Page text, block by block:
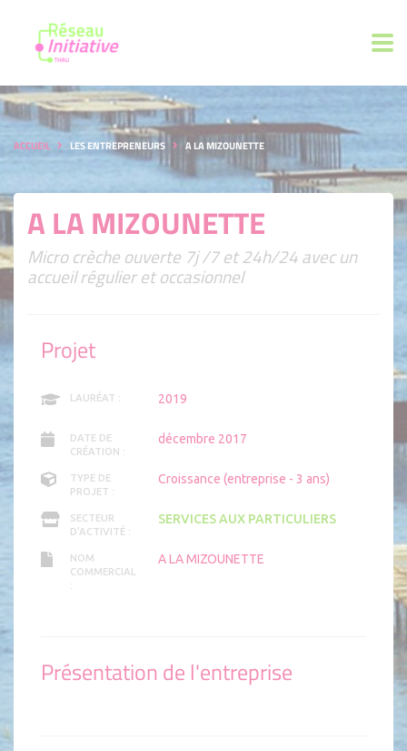
ACCUEIL LES ENTREPRENEURS A LA MIZOUNETTE
A LA MIZOUNETTE
Micro crèche ouverte 7j /7 et 24h/24 avec un
accueil régulier et occasionnel
Projet
LAURÉAT : 2019
DATE DE
CRÉATION :
décembre 2017
TYPE DE
PROJET :
Croissance (entreprise - 3 ans)
SECTEUR
D'ACTIVITÉ :
SERVICES AUX PARTICULIERS
NOM
COMMERCIAL
:
A LA MIZOUNETTE
Présentation de l'entreprise